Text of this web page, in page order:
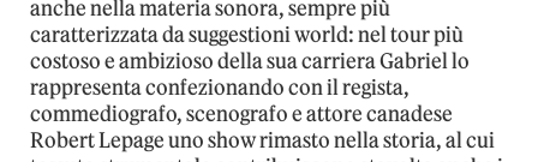
anche nella materia sonora, sempre più
caratterizzata da suggestioni world: nel tour più
costoso e ambizioso della sua carriera Gabriel lo
rappresenta confezionando con il regista,
commediografo, scenografo e attore canadese
Robert Lepage uno show rimasto nella storia, al cui